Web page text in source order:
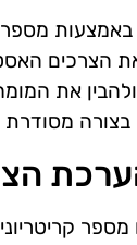
באמצעות
הצרכים
את
מסודרת